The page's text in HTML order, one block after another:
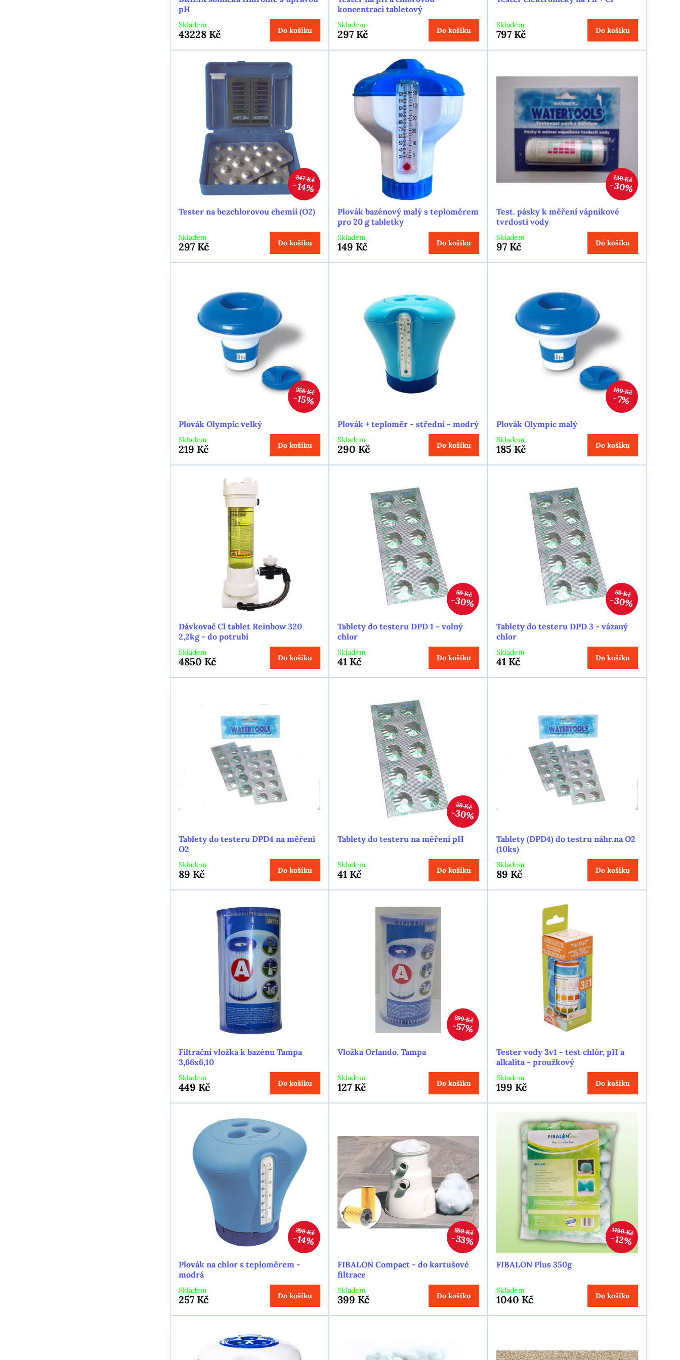
pH
Skladem
43228 Kč Do košíku
koncentraci tabletový
Skladem
297 Kč Do košíku
Skladem
797 Kč Do košíku
347 Kč
14%
Tester na bezchlorovou chemii (O2)
Skladem
297 Kč Do košíku
Plovák bazénový malý s teploměrem
pro 20 g tabletky
Skladem
149 Kč Do košíku
139 Kč
30%
Test. pásky k měření vápníkové
tvrdosti vody
Skladem
97 Kč Do košíku
258 Kč
15%
Plovák Olympic velký
Skladem
219 Kč Do košíku
Plovák + teploměr - střední - modrý
Skladem
290 Kč Do košíku
199 Kč
7%
Plovák Olympic malý
Skladem
185 Kč Do košíku
Dávkovač Cl tablet Reinbow 320
2,2kg - do potrubí
Skladem
4850 Kč Do košíku
59 Kč
30%
Tablety do testeru DPD 1 - volný
chlor
Skladem
41 Kč Do košíku
59 Kč
30%
Tablety do testeru DPD 3 - vázaný
chlor
Skladem
41 Kč Do košíku
Tablety do testeru DPD4 na měření
O2
Skladem
89 Kč Do košíku
59 Kč
30%
Tablety do testeru na měření pH
Skladem
41 Kč Do košíku
Tablety (DPD4) do testru náhr.na O2
(10ks)
Skladem
89 Kč Do košíku
Filtrační vložka k bazénu Tampa
3,66x6,10
Skladem
449 Kč Do košíku
299 Kč
57%
Vložka Orlando, Tampa
Skladem
127 Kč Do košíku
Tester vody 3v1 - test chlór, pH a
alkalita - proužkový
Skladem
199 Kč Do košíku
299 Kč
14%
Plovák na chlor s teploměrem -
modrá
Skladem
257 Kč Do košíku
599 Kč
33%
FIBALON Compact - do kartušové
filtrace
Skladem
399 Kč Do košíku
1190 Kč
12%
FIBALON Plus 350g
Skladem
1040 Kč Do košíku